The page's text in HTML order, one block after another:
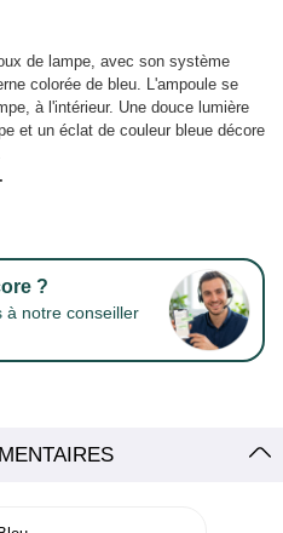
de lampe, avec son système
colorée de bleu. L'ampoule se
à l'intérieur. Une douce lumière
et un éclat de couleur bleue décore
?
à notre conseiller